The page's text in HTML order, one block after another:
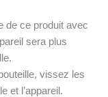
de ce produit avec
sera plus
vissez les
et l’appareil.